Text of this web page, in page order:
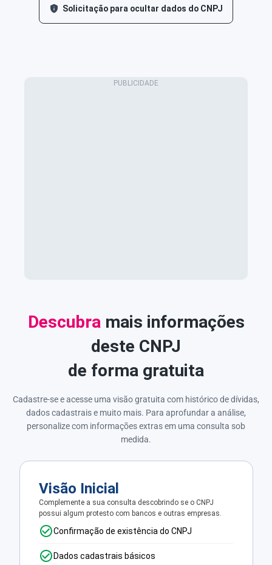
Solicitação para ocultar dados do CNPJ
Descubra mais informações
deste CNPJ
de forma gratuita
Cadastre-se e acesse uma visão gratuita com histórico de dívidas,
dados cadastrais e muito mais. Para aprofundar a análise,
personalize com informações extras em uma consulta sob
medida.
Visão Inicial
Complemente a sua consulta descobrindo se o CNPJ
possui algum protesto com bancos e outras empresas.
Confirmação de existência do CNPJ
Dados cadastrais básicos